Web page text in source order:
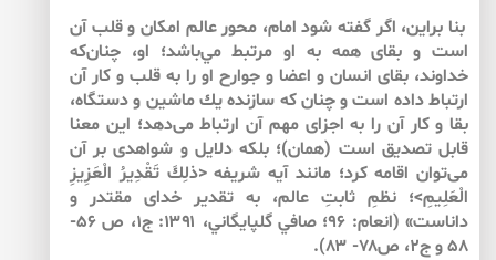
بنا براين، اگر گفته شود امام، محور عالم امكان و قلب آن
است و بقاى همه به او مرتبط مي‌باشد؛ او، چنان‌كه
خداوند، بقاى انسان و اعضا و جوارح او را به قلب و كار آن
ارتباط داده است و چنان ‌كه سازنده يك ماشين و دستگاه،
بقا و كار آن را به اجزاى مهم آن ارتباط مى‌دهد؛ اين معنا
قابل تصديق است (همان)؛ بلكه دلايل و شواهدى بر آن
مى‌توان اقامه كرد؛ مانند آيه شريفه <ذلِكَ تَقْدِيرُ الْعَزِيزِ
الْعَلِيمِ>؛ نظمِ ثابتِ عالم، به تقدير خداى مقتدر و
داناست» (انعام: ۹۶؛ صافي گلپايگاني، ۱۳۹۱: ج۱، ص ۵۶-
۵۸ و ج۲، ص۷۸- ۸۳).